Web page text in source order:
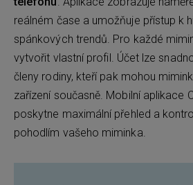
reálném čase a umožňuje přístup k
spánkových trendů. Pro každé
vytvořit vlastní profil. Účet lze
členy rodiny, kteří pak mohou
zařízení současně. Mobilní aplikace
poskytne maximální přehled a
pohodlím vašeho miminka.